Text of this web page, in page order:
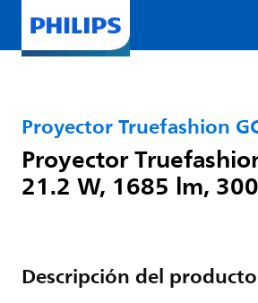
Proyector Truefashion
Proyector
21.2 W, 1685 lm,
Descripción del producto